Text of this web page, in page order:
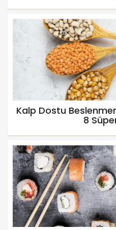
Kalp Dostu
8